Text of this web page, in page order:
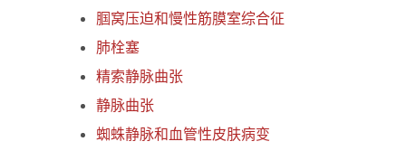
腘窝压迫和慢性筋膜室综合征
肺栓塞
精索静脉曲张
静脉曲张
蜘蛛静脉和血管性皮肤病变